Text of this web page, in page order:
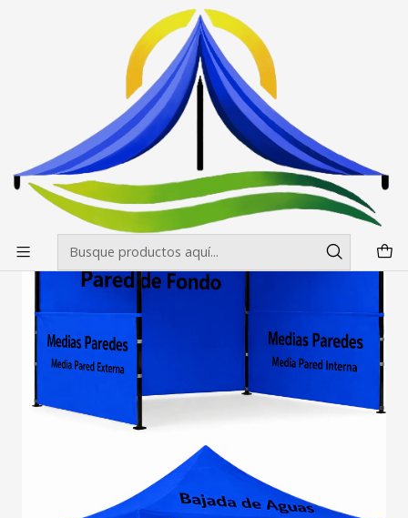
Envíos gratis desde $500.000 en Santiago
Toldos
Paredes 2x2 y 3x3 mt (1m2 aprox.)
Impresiones en Laterales 1 m2